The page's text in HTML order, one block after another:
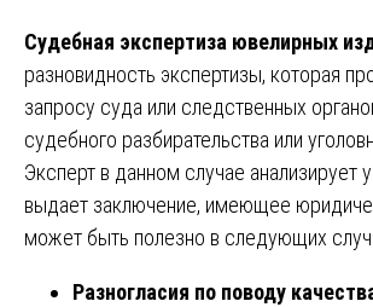
Судебная экспертиза ювелирных
разновидность экспертизы, которая
запросу суда или следственных
судебного разбирательства или
Эксперт в данном случае анализирует
выдает заключение, имеющее
может быть полезно в следующих
Разногласия по поводу